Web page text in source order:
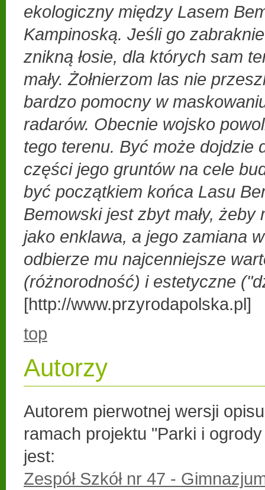
ekologiczny między Lasem
Kampinoską. Jeśli go
znikną łosie, dla których sam
mały. Żołnierzom las nie
bardzo pomocny w
radarów. Obecnie wojsko
tego terenu. Być może dojdzie
części jego gruntów na cele
być początkiem końca Lasu
Bemowski jest zbyt mały, żeby
jako enklawa, a jego zamiana
odbierze mu najcenniejsze
(różnorodność) i estetyczne
[http://www.przyrodapolska.pl]
top
Autorzy
Autorem pierwotnej wersji
ramach projektu "Parki i
jest:
Zespół Szkół nr 47 -